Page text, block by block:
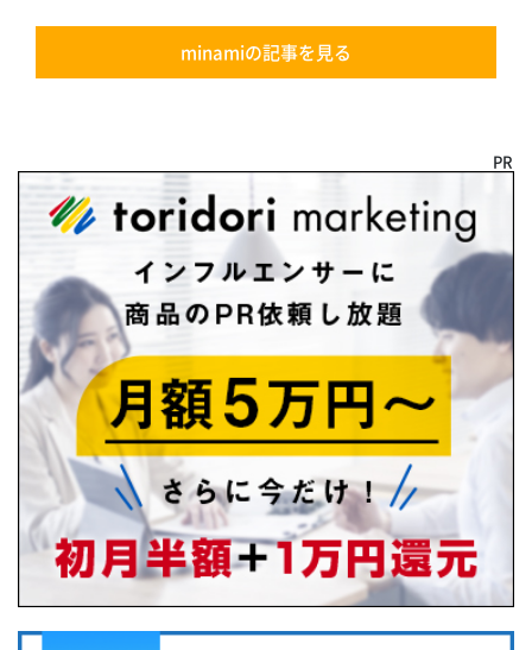
minamiの記事を見る
PR